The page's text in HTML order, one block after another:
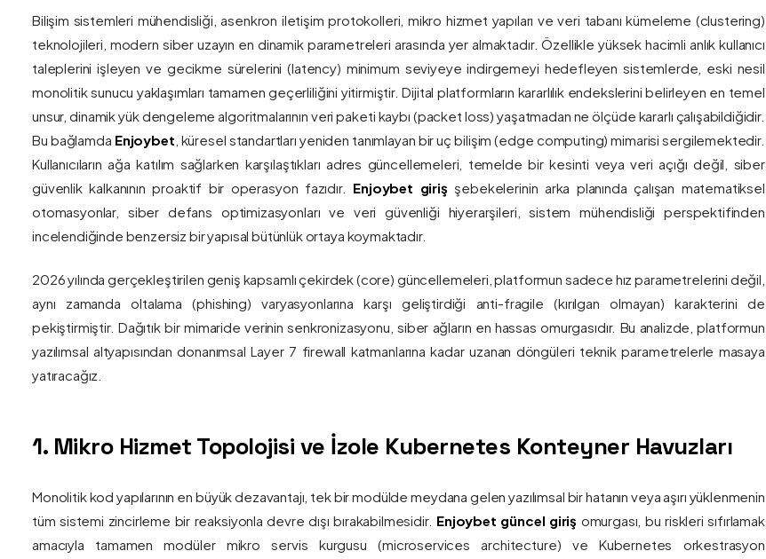
Bilişim sistemleri mühendisliği, asenkron iletişim protokolleri, mikro hizmet yapıları ve veri tabanı kümeleme (clustering)
teknolojileri, modern siber uzayın en dinamik parametreleri arasında yer almaktadır. Özellikle yüksek hacimli anlık kullanıcı
taleplerini işleyen ve gecikme sürelerini (latency) minimum seviyeye indirgemeyi hedefleyen sistemlerde, eski nesil
monolitik sunucu yaklaşımları tamamen geçerliliğini yitirmiştir. Dijital platformların kararlılık endekslerini belirleyen en temel
unsur, dinamik yük dengeleme algoritmalarının veri paketi kaybı (packet loss) yaşatmadan ne ölçüde kararlı çalışabildiğidir.
Bu bağlamda Enjoybet , küresel standartları yeniden tanımlayan bir uç bilişim (edge computing) mimarisi sergilemektedir.
Kullanıcıların ağa katılım sağlarken karşılaştıkları adres güncellemeleri, temelde bir kesinti veya veri açığı değil, siber
güvenlik kalkanının proaktif bir operasyon fazıdır. Enjoybet giriş şebekelerinin arka planında çalışan matematiksel
otomasyonlar, siber defans optimizasyonları ve veri güvenliği hiyerarşileri, sistem mühendisliği perspektifinden
incelendiğinde benzersiz bir yapısal bütünlük ortaya koymaktadır.
2026 yılında gerçekleştirilen geniş kapsamlı çekirdek (core) güncellemeleri, platformun sadece hız parametrelerini değil,
aynı zamanda oltalama (phishing) varyasyonlarına karşı geliştirdiği anti-fragile (kırılgan olmayan) karakterini de
pekiştirmiştir. Dağıtık bir mimaride verinin senkronizasyonu, siber ağların en hassas omurgasıdır. Bu analizde, platformun
yazılımsal altyapısından donanımsal Layer 7 firewall katmanlarına kadar uzanan döngüleri teknik parametrelerle masaya
yatıracağız.
1. Mikro Hizmet Topolojisi ve İzole Kubernetes Konteyner Havuzları
Monolitik kod yapılarının en büyük dezavantajı, tek bir modülde meydana gelen yazılımsal bir hatanın veya aşırı yüklenmenin
tüm sistemi zincirleme bir reaksiyonla devre dışı bırakabilmesidir. Enjoybet güncel giriş omurgası, bu riskleri sıfırlamak
amacıyla tamamen modüler mikro servis kurgusu (microservices architecture) ve Kubernetes orkestrasyon